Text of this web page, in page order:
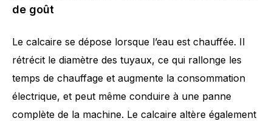
de goût
Le calcaire se dépose lorsque l’eau est chauffée. Il
rétrécit le diamètre des tuyaux, ce qui rallonge les
temps de chauffage et augmente la consommation
électrique, et peut même conduire à une panne
complète de la machine. Le calcaire altère également